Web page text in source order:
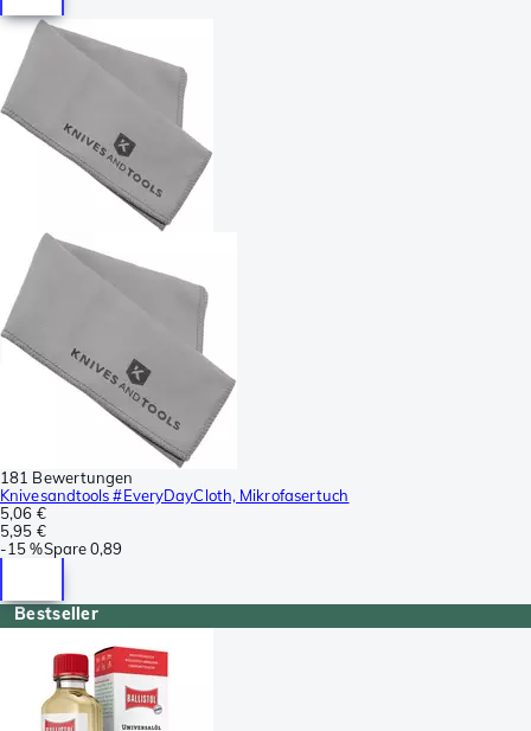
181 Bewertungen
Knivesandtools #EveryDayCloth, Mikrofasertuch
5,06 €
5,95 €
-15 %Spare0,89
Bestseller